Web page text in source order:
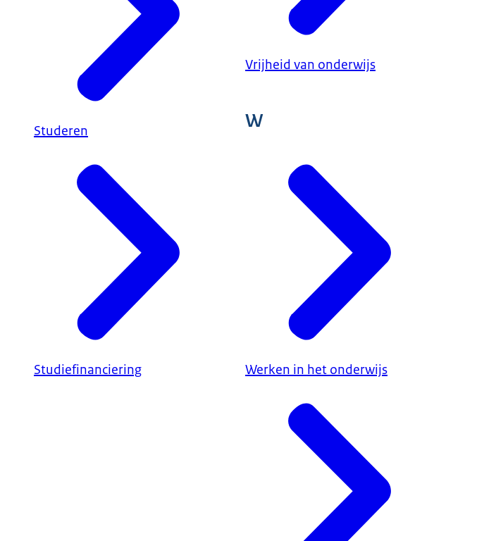
Studeren
Studiefinanciering
Vrijheid van onderwijs
W
Werken in het onderwijs